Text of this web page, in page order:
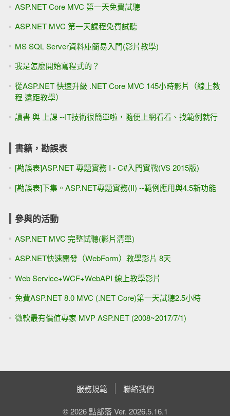
ASP.NET Core MVC 第一天免費試聽
ASP.NET MVC 第一天課程免費試聽
MS SQL Server資料庫簡易入門(影片教學)
我是怎麼開始寫程式的？
從ASP.NET 快速升級 .NET Core MVC 145小時影片（線上教
程 遠距教學）
讀書 與 上課 --IT技術很簡單啦，隨便上網看看、找範例就行
書籍，勘誤表
[勘誤表]ASP.NET 專題實務 I - C#入門實戰(VS 2015版)
[勘誤表]下集。ASP.NET專題實務(II) --範例應用與4.5新功能
參與的活動
ASP.NET MVC 完整試聽(影片清單)
ASP.NET快速開發（WebForm）教學影片 8天
Web Service+WCF+WebAPI 線上教學影片
免費ASP.NET 8.0 MVC (.NET Core)第一天試聽2.5小時
微軟最有價值專家 MVP ASP.NET (2008~2017/7/1)
服務規範 聯絡我們
© 2026 點部落 Ver. 2026.5.16.1